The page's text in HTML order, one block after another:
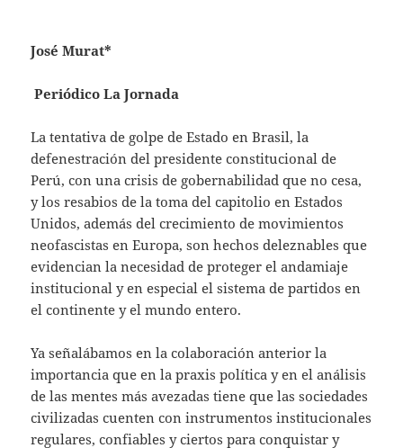
José Murat*
Periódico La Jornada
La tentativa de golpe de Estado en Brasil, la
defenestración del presidente constitucional de
Perú, con una crisis de gobernabilidad que no cesa,
y los resabios de la toma del capitolio en Estados
Unidos, además del crecimiento de movimientos
neofascistas en Europa, son hechos deleznables que
evidencian la necesidad de proteger el andamiaje
institucional y en especial el sistema de partidos en
el continente y el mundo entero.
Ya señalábamos en la colaboración anterior la
importancia que en la praxis política y en el análisis
de las mentes más avezadas tiene que las sociedades
civilizadas cuenten con instrumentos institucionales
regulares, confiables y ciertos para conquistar y